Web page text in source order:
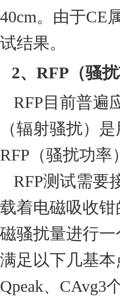
40cm。由于CE
试结果。
2、 RFP （骚
RFP 目前普遍
（辐射骚扰）
RFP （骚扰功率）
RFP测试需要
载着电磁吸收
磁骚扰量进行
满足以下几基本
Qpeak、 CAvg3